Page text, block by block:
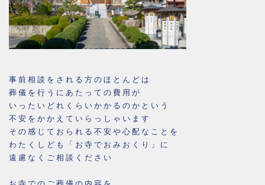
事前相談をされる方のほとんどは
葬儀を行うにあたっての費用が
いったいどれくらいかかるのかという
不安をかかえていらっしゃいます
その感じておられる不安や心配なことを
わたくしども「お寺でおみおくり」に
遠慮なくご相談ください